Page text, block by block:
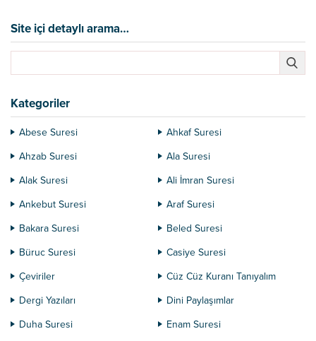
çıkarır. İşte bunlar
cehennemliklerdir. Ve orada ebedi
Site içi detaylı arama…
Kategoriler
Abese Suresi
Ahkaf Suresi
Ahzab Suresi
Ala Suresi
Alak Suresi
Ali İmran Suresi
Ankebut Suresi
Araf Suresi
Bakara Suresi
Beled Suresi
Büruc Suresi
Casiye Suresi
Çeviriler
Cüz Cüz Kuranı Tanıyalım
Dergi Yazıları
Dini Paylaşımlar
Duha Suresi
Enam Suresi